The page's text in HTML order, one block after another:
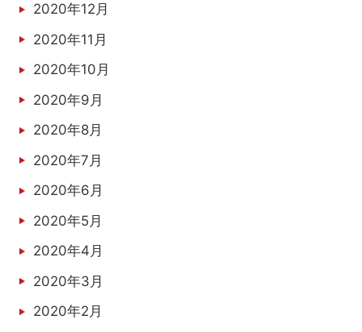
2020年12月
2020年11月
2020年10月
2020年9月
2020年8月
2020年7月
2020年6月
2020年5月
2020年4月
2020年3月
2020年2月